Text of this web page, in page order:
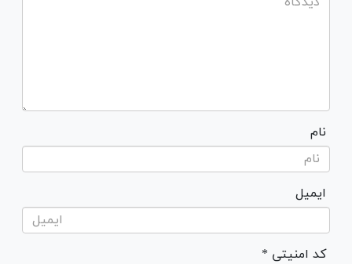
نام
ایمیل
* کد امنیتی